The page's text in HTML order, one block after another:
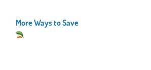
More Ways to Save